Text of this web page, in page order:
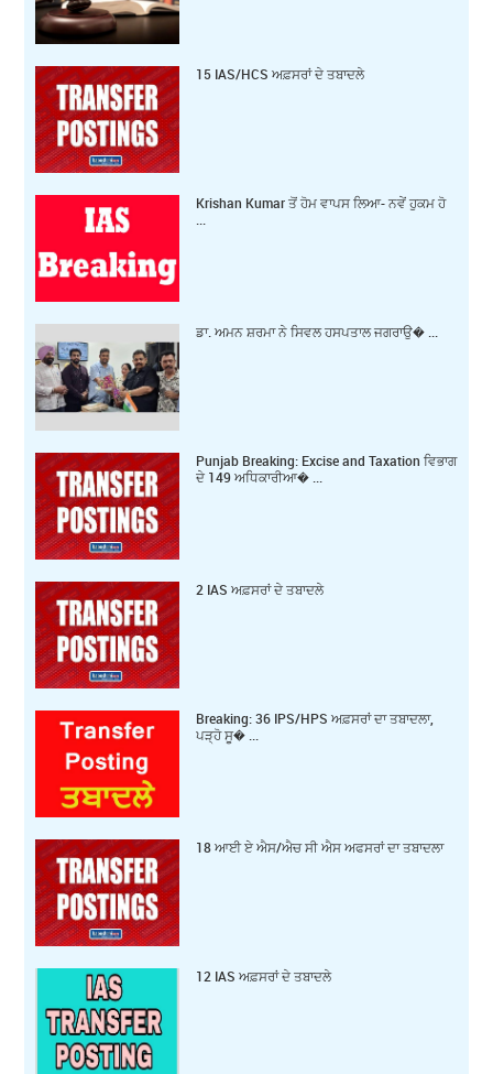
15 IAS/HCS ਅਫ਼ਸਰਾਂ ਦੇ ਤਬਾਦਲੇ
Krishan Kumar ਤੋਂ ਹੋਮ ਵਾਪਸ ਲਿਆ- ਨਵੇਂ ਹੁਕਮ ਹੋ
ਡਾ. ਅਮਨ ਸ਼ਰਮਾ ਨੇ ਸਿਵਲ ਹਸਪਤਾਲ ਜਗਰਾਉ� ...
Punjab Breaking: Excise and Taxation ਵਿਭਾਗ
ਦੇ 149 ਅਧਿਕਾਰੀਆ� ...
2 IAS ਅਫ਼ਸਰਾਂ ਦੇ ਤਬਾਦਲੇ
Breaking: 36 IPS/HPS ਅਫ਼ਸਰਾਂ ਦਾ ਤਬਾਦਲਾ,
ਪੜ੍ਹੋ ਸੂ� ...
18 ਆਈ ਏ ਐਸ/ਐਚ ਸੀ ਐਸ ਅਫਸਰਾਂ ਦਾ ਤਬਾਦਲਾ
12 IAS ਅਫ਼ਸਰਾਂ ਦੇ ਤਬਾਦਲੇ